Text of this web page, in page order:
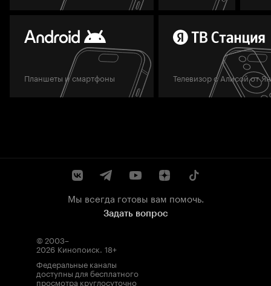
Планшеты и смартфоны Телевизор с Алисой от
Мы всегда готовы вам помочь.
Задать вопрос
© 2003–
2026 Кинопоиск. 18+
Федеральные каналы
доступны для бесплатного
просмотра круглосуточно